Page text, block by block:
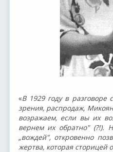
«В 1929 году в разговоре
зрения, распродаж,
возражаем, если вы их
вернем их обратно" (?!).
„вождей", откровенно
жертва, которая сторицей